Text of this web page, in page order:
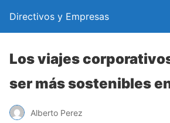
Directivos y Empresas
Los viajes
ser más sostenibles
Alberto Perez